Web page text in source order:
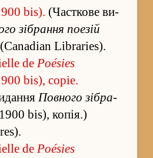
bis). (Часткове ви­
зі­бра­ння поезій
Libraries).
de Poésies
bis), copie.
Повного зі­бра­
bis), копія.)
de Poésies